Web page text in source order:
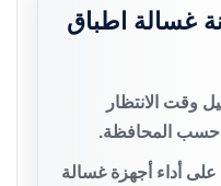
غسالة اطباق
وقت الانتظار
حسب المحافظة.
أداء أجهزة غسالة